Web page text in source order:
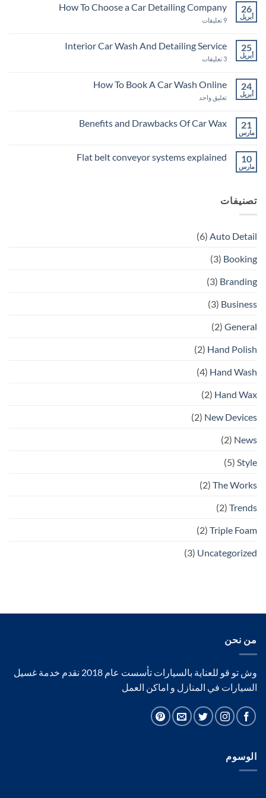
26
أبريل
How To Choose a Car Detailing Company
9 تعليقات
Choose
a
25
أبريل
Interior Car Wash And Detailing Service
3 تعليقات
Wash
And
Detailing
24
أبريل
How To Book A Car Wash Online
تعليق واحد
Book
A
21
مارس
Benefits and Drawbacks Of Car Wax
على
Wax
10
مارس
Flat belt conveyor systems explained
Flat
belt
تصنيفات
Auto Detail
(6)
Booking
(3)
Branding
(3)
Business
(3)
General
(2)
Hand Polish
(2)
Hand Wash
(4)
Hand Wax
(2)
New Devices
(2)
News
(2)
Style
(5)
The Works
(2)
Trends
(2)
Triple Foam
(2)
Uncategorized
(3)
من نحن
وش تو قو للعناية بالسيارات تأسست عام 2018 نقدم خدمة غسيل
السيارات في المنازل و اماكن العمل
الوسوم